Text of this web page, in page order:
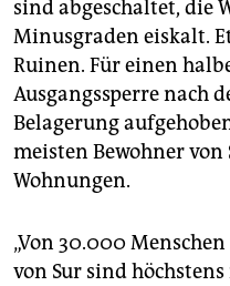
sind abgeschaltet, die
Minusgraden eiskalt.
Ruinen. Für einen
Ausgangssperre nach
Belagerung
meisten Bewohner
Wohnungen.
„Von 30.000
von Sur sind